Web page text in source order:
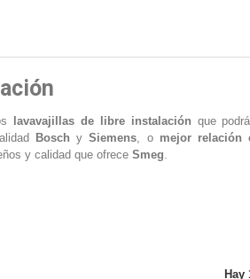
lavavajillas de libre instalación que
Bosch ySiemens, o mejor relación
y calidad que ofrece Smeg.
Hay